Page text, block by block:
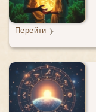
Перейти